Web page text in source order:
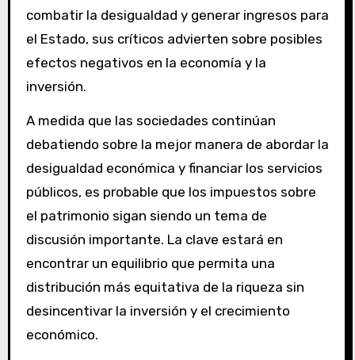
combatir la desigualdad y generar ingresos para
el Estado, sus críticos advierten sobre posibles
efectos negativos en la economía y la
inversión.
A medida que las sociedades continúan
debatiendo sobre la mejor manera de abordar la
desigualdad económica y financiar los servicios
públicos, es probable que los impuestos sobre
el patrimonio sigan siendo un tema de
discusión importante. La clave estará en
encontrar un equilibrio que permita una
distribución más equitativa de la riqueza sin
desincentivar la inversión y el crecimiento
económico.